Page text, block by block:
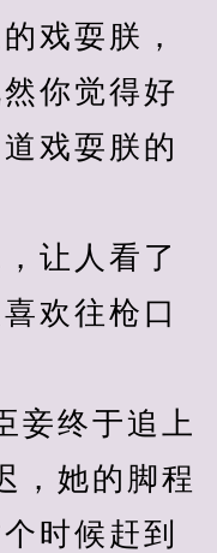
戏耍朕，
你觉得好
戏耍朕的
让人看了
欢往枪口
终于追上
，她的脚程
时候赶到